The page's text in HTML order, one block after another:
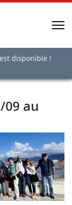
disponible !
09 au